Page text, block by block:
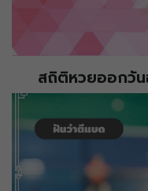
สถิติหวยออกวั